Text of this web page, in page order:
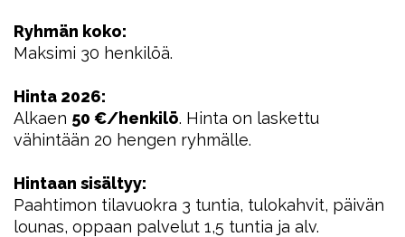
Ryhmän koko:
Maksimi 30 henkilöä.
Hinta 2026:
Alkaen 50 €/henkilö. Hinta on laskettu
vähintään 20 hengen ryhmälle.
Hintaan sisältyy:
Paahtimon tilavuokra 3 tuntia, tulokahvit, päivän
lounas, oppaan palvelut 1,5 tuntia ja alv.